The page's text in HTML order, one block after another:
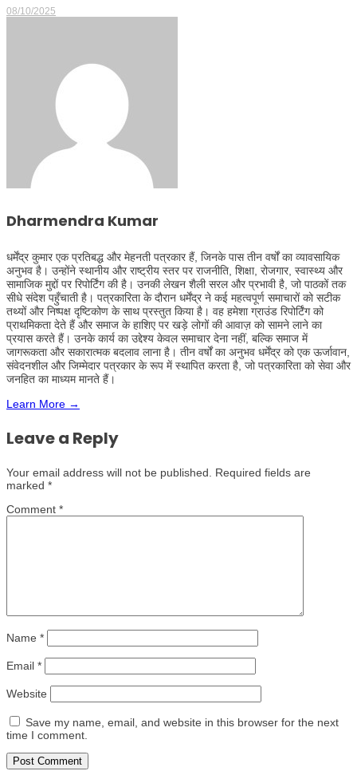
08/10/2025
Dharmendra Kumar
धर्मेंद्र कुमार एक प्रतिबद्ध और मेहनती पत्रकार हैं, जिनके पास तीन वर्षों का व्यावसायिक
अनुभव है। उन्होंने स्थानीय और राष्ट्रीय स्तर पर राजनीति, शिक्षा, रोजगार, स्वास्थ्य और
सामाजिक मुद्दों पर रिपोर्टिंग की है। उनकी लेखन शैली सरल और प्रभावी है, जो पाठकों तक
सीधे संदेश पहुँचाती है। पत्रकारिता के दौरान धर्मेंद्र ने कई महत्वपूर्ण समाचारों को सटीक
तथ्यों और निष्पक्ष दृष्टिकोण के साथ प्रस्तुत किया है। वह हमेशा ग्राउंड रिपोर्टिंग को
प्राथमिकता देते हैं और समाज के हाशिए पर खड़े लोगों की आवाज़ को सामने लाने का
प्रयास करते हैं। उनके कार्य का उद्देश्य केवल समाचार देना नहीं, बल्कि समाज में
जागरूकता और सकारात्मक बदलाव लाना है। तीन वर्षों का अनुभव धर्मेंद्र को एक ऊर्जावान,
संवेदनशील और जिम्मेदार पत्रकार के रूप में स्थापित करता है, जो पत्रकारिता को सेवा और
जनहित का माध्यम मानते हैं।
Learn More →
Leave a Reply
Your email address will not be published.
Required fields are
marked *
Comment *
Name *
Email *
Website
Save my name, email, and website in this browser for the next
time I comment.